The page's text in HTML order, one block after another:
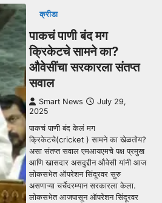
क्रीडा
पाकचं पाणी बंद मग
क्रिकेटचे सामने का?
औवेसींचा सरकारला संतप्त
सवाल
Smart News
July 29,
2025
पाकचं पाणी बंद केलं मग
क्रिकेटचे(cricket ) सामने का खेळतोय?
असा संतप्त सवाल एमआयएमचे पक्ष प्रमुख
आणि खासदार असदुद्दीन औवेसी यांनी आज
लोकसभेत ऑपरेशन सिंदूरवर सुरु
असणाऱ्या चर्चेदरम्यान सरकारला केला.
लोकसभेत आजपासून ऑपरेशन सिंदूरवर